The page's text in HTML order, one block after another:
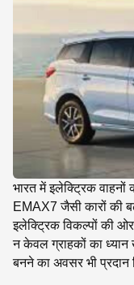
भारत में इलेक्ट्रिक वाहनों
EMAX7 जैसी कारों की
इलेक्ट्रिक विकल्पों की
न केवल ग्राहकों का ध्यान
बनने का अवसर भी प्रदान